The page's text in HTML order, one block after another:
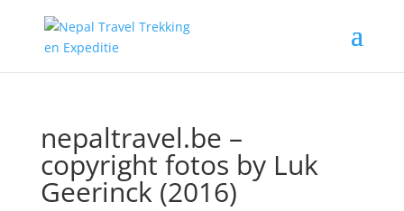
nepaltravel.be –
copyright fotos by Luk
Geerinck (2016)